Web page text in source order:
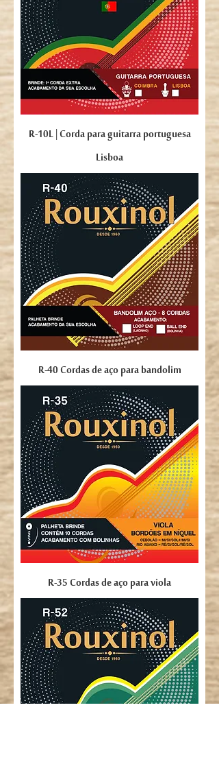
R-10L | Corda para guitarra portuguesa
Lisboa
R-40 Cordas de aço para bandolim
R-35 Cordas de aço para viola